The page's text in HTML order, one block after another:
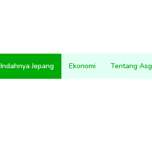
Indahnya Jepang Ekonomi Tentang